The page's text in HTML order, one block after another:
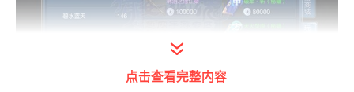
点击查看完整内容